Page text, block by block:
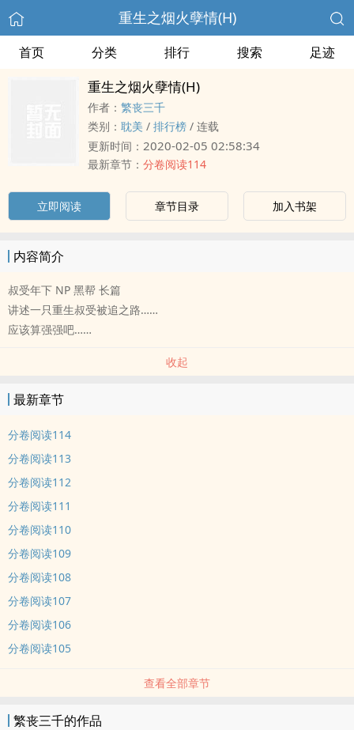
重生之烟火孽情(H)
首页 分类 排行 搜索 足迹
重生之烟火孽情(H)
作者： 繁丧三千
类别： 耽美 / 排行榜 / 连载
更新时间： 2020-02-05 02:58:34
最新章节： 分卷阅读114
立即阅读 章节目录 加入书架
内容简介
叔受年下 NP 黑帮 长篇
讲述一只重生叔受被追之路……
应该算强强吧……
收起
最新章节
分卷阅读114
分卷阅读113
分卷阅读112
分卷阅读111
分卷阅读110
分卷阅读109
分卷阅读108
分卷阅读107
分卷阅读106
分卷阅读105
查看全部章节
繁丧三千的作品